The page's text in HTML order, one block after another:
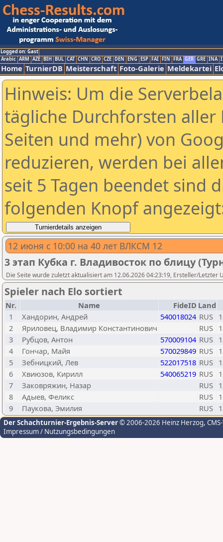
Logged on: Gast
Arabic ARM AZE BIH BUL CAT CHN CRO CZE DEN ENG ESP FAI FIN FRA GER GRE INA
Home TurnierDB Meisterschaft Foto-Galerie Meldekartei
Hinweis: Um die
tägliche Durchforsten aller
Seiten und mehr) von
reduzieren, werden bei
seit 5 Tagen beendet sind
folgenden Knopf
12 июня с 10:00 на 40 лет ВЛКСМ 12
3 этап Кубка г. Владивосток по блицу
Die Seite wurde zuletzt aktualisiert am 12.06.2026 04:23:19, Ersteller/Letzter
Spieler nach Elo sortiert
Nr. Name FideID Land
1
Хандорин, Андрей 540018024 RUS
2
Яриловец, Владимир Константинович RUS
3
Рубцов, Антон 570009104 RUS
4
Гончар, Майя 570029849 RUS
5
Зебницкий, Лев 522017518 RUS
6
Хвиюзов, Кирилл 540065219 RUS
7
Заковряжин, Назар RUS
8
Адыев, Феликс RUS
9
Паукова, Эмилия RUS
Der Schachturnier-Ergebnis-Server© 2006-2026 Heinz Herzog,
Impressum / Nutzungsbedingungen